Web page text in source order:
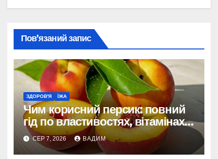
Пов’язаний запис
ЗДОРОВ'Я ЇЖА
Чим корисний персик: повний
гід по властивостях, вітамінах і
впливі на організм
СЕР 7, 2026 ВАДИМ